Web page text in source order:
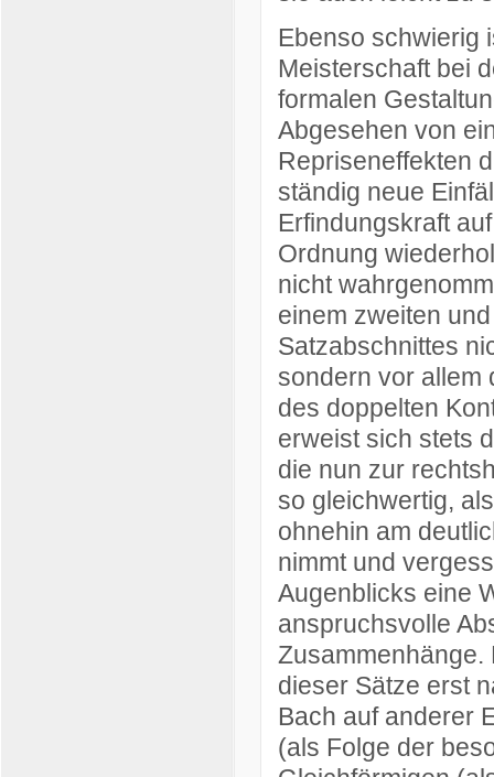
Ebenso schwierig
Meisterschaft bei
formalen
Abgesehen von
Repriseneffekten
ständig neue
Erfindungskraft
Ordnung
nicht
einem zweiten
Satzabschnittes
sondern vor allem
des doppelten
erweist sich stets
die nun zur
so gleichwertig,
ohnehin am
nimmt und
Augenblicks eine
anspruchsvolle
Zusammenhänge.
dieser Sätze erst
Bach auf anderer
(als Folge der